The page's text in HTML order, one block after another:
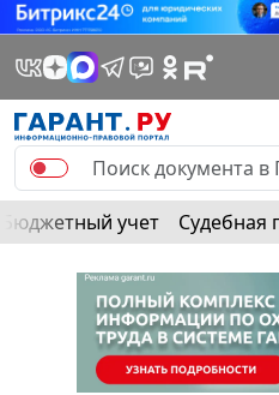
Бюджетный учет Судебная